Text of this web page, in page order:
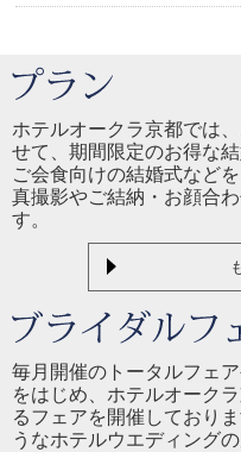
ホテルオークラ京都では
せて、期間限定のお得な
ご会食向けの結婚式など
真撮影やご結納・お顔合
す。
毎月開催のトータルフェ
をはじめ、ホテルオーク
るフェアを開催しており
うなホテルウエディング